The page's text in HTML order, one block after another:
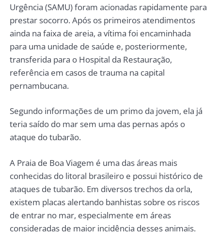
Urgência (SAMU) foram acionadas rapidamente para
prestar socorro. Após os primeiros atendimentos
ainda na faixa de areia, a vítima foi encaminhada
para uma unidade de saúde e, posteriormente,
transferida para o Hospital da Restauração,
referência em casos de trauma na capital
pernambucana.
Segundo informações de um primo da jovem, ela já
teria saído do mar sem uma das pernas após o
ataque do tubarão.
A Praia de Boa Viagem é uma das áreas mais
conhecidas do litoral brasileiro e possui histórico de
ataques de tubarão. Em diversos trechos da orla,
existem placas alertando banhistas sobre os riscos
de entrar no mar, especialmente em áreas
consideradas de maior incidência desses animais.